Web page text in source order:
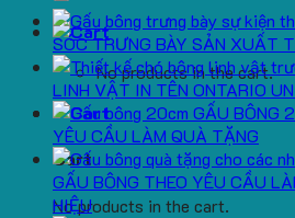
No products in the cart.
Cart
No products in the cart.
SÓC TRƯNG BÀY SẢN XUẤT
LINH VẬT IN TÊN ONTARIO
GẤU BÔNG
YÊU CẦU LÀM QUÀ TẶNG
GẤU BÔNG THEO YÊU CẦU
HIỆU